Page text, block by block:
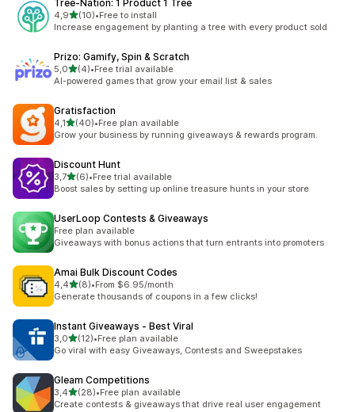
Tree‑Nation: 1 Product 1 Tree
4,9z 5 hvězd
(10)
Celkový počet recenzí: 10
•Free to install
Increase engagement by planting a tree with every product sold
Prizo: Gamify, Spin & Scratch
5,0z 5 hvězd
(4)
Celkový počet recenzí: 4
•Free trial available
AI-powered games that grow your email list & sales
Gratisfaction
4,1z 5 hvězd
(40)
Celkový počet recenzí: 40
•Free plan available
Grow your business by running giveaways & rewards program.
Discount Hunt
3,7z 5 hvězd
(6)
Celkový počet recenzí: 6
•Free trial available
Boost sales by setting up online treasure hunts in your store
UserLoop Contests & Giveaways
Free plan available
Giveaways with bonus actions that turn entrants into promoters
Amai Bulk Discount Codes
4,4z 5 hvězd
(8)
Celkový počet recenzí: 8
•From $6.95/month
Generate thousands of coupons in a few clicks!
Instant Giveaways ‑ Best Viral
3,0z 5 hvězd
(12)
Celkový počet recenzí: 12
•Free plan available
Go viral with easy Giveaways, Contests and Sweepstakes
Gleam Competitions
3,4z 5 hvězd
(28)
Celkový počet recenzí: 28
•Free plan available
Create contests & giveaways that drive real user engagement